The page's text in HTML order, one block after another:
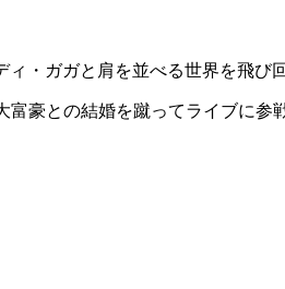
・ガガと肩を並べる世界を飛び
豪との結婚を蹴ってライブに参